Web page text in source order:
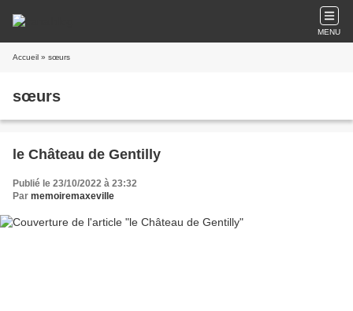
MENU
Accueil » sœurs
sœurs
le Château de Gentilly
Publié le 23/10/2022 à 23:32
Par memoiremaxeville